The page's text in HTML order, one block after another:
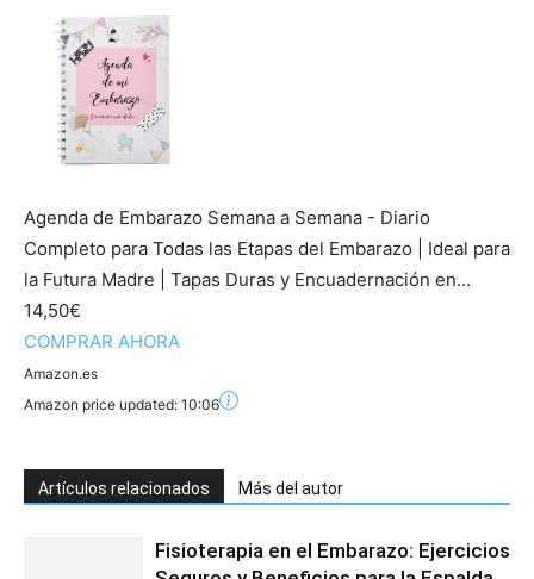
Agenda de Embarazo Semana a Semana - Diario
Completo para Todas las Etapas del Embarazo | Ideal para
la Futura Madre | Tapas Duras y Encuadernación en...
14,50€
COMPRAR AHORA
Amazon.es
Amazon price updated: 10:06
Artículos relacionados Más del autor
Fisioterapia en el Embarazo: Ejercicios